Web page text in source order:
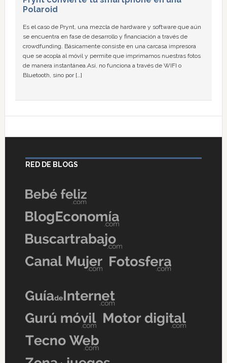
Polaroid
Es el caso de Prynt, una mezcla de hardware y software que aún
se encuentra en fase de desarrollo y financiación a través de
crowdfunding. Básicamente consiste en una carcasa impresora
que se acopla al móvil y permite que imprimamos nuestras fotos
de manera instantánea.Así, no funciona a través de WIFI o
Bluetooth, sino por […]
RED DE BLOGS